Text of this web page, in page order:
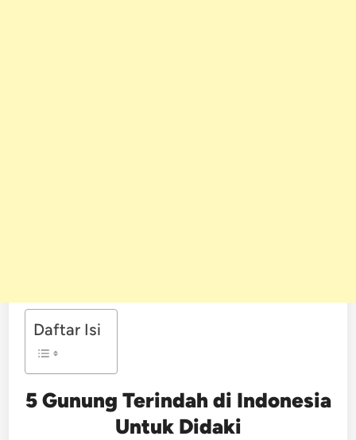
Daftar Isi
5 Gunung Terindah di Indonesia
Untuk Didaki